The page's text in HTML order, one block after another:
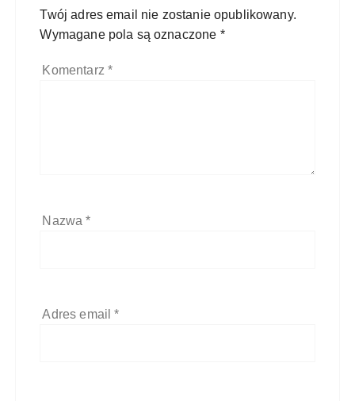
Twój adres email nie zostanie opublikowany.
Wymagane pola są oznaczone *
Komentarz *
Nazwa*
Adres email*